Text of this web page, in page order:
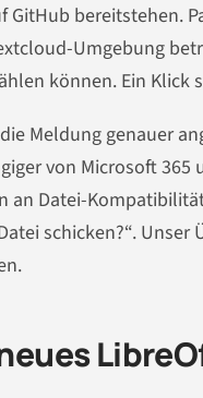
GitHub bereitstehen.
Umgebung
können. Ein
Meldung genauer
von Microsoft 365
an Datei-
schicken?“. Unser